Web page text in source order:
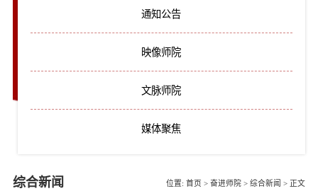
通知公告
映像师院
文脉师院
媒体聚焦
综合新闻 位置: 首页 > 奋进师院 > 综合新闻 > 正文